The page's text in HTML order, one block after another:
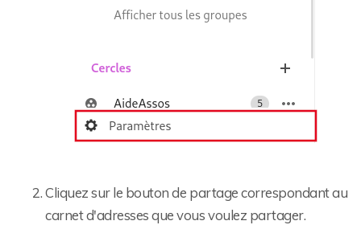
Cliquez sur le bouton de partage correspondant au
carnet d'adresses que vous voulez partager.